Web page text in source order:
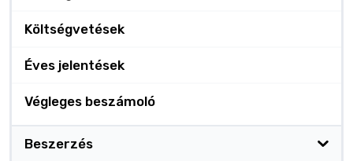
Költségvetések
Éves jelentések
Végleges beszámoló
Beszerzés